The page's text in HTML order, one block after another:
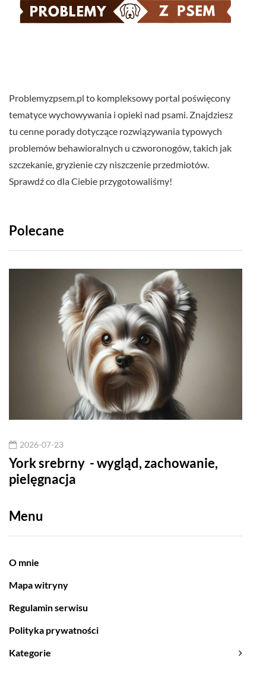
Problemyzpsem.pl to kompleksowy portal poświęcony
tematyce wychowywania i opieki nad psami. Znajdziesz
tu cenne porady dotyczące rozwiązywania typowych
problemów behawioralnych u czworonogów, takich jak
szczekanie, gryzienie czy niszczenie przedmiotów.
Sprawdź co dla Ciebie przygotowaliśmy!
Polecane
2026-07-23
York srebrny - wygląd, zachowanie,
pielęgnacja
Menu
O mnie
Mapa witryny
Regulamin serwisu
Polityka prywatności
Kategorie